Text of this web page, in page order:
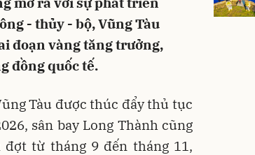
- thủy - bộ, Vũng Tàu
đoạn vàng tăng trưởng,
đồng quốc tế.
Tàu được thúc đẩy thủ tục
sân bay Long Thành cũng
từ tháng 9 đến tháng 11,